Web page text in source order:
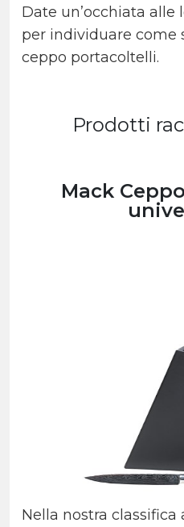
Date un’occhiata alle
per individuare come
ceppo portacoltelli.
Prodotti
Mack
Nella nostra